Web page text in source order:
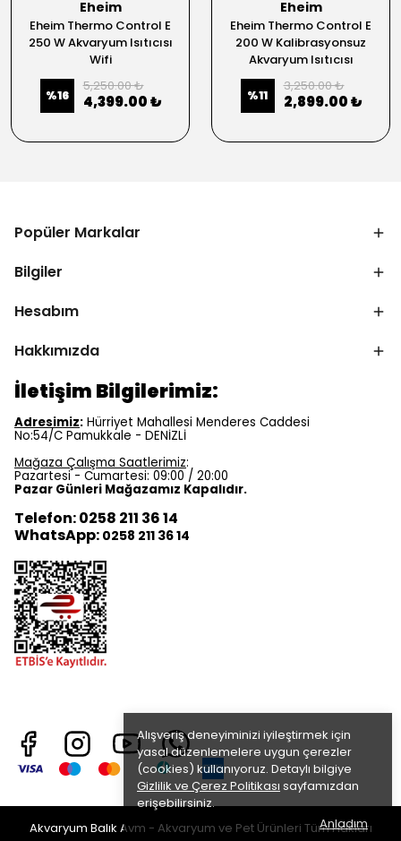
Alışveriş deneyiminizi iyileştirmek için
yasal düzenlemelere uygun çerezler
(cookies) kullanıyoruz. Detaylı bilgiye
Gizlilik ve Çerez Politikası sayfamızdan
erişebilirsiniz.
Anladım
Eheim
Eheim Thermo Control E
250 W Akvaryum Isıtıcısı
Wifi
%16
5,250.00 ₺
4,399.00 ₺
Eheim
Eheim Thermo Control E
200 W Kalibrasyonsuz
Akvaryum Isıtıcısı
%11
3,250.00 ₺
2,899.00 ₺
Popüler Markalar
Bilgiler
Hesabım
Hakkımızda
İletişim Bilgilerimiz:
Adresimiz: Hürriyet Mahallesi Menderes Caddesi
No:54/C Pamukkale - DENİZLİ
Mağaza Çalışma Saatlerimiz:
Pazartesi - Cumartesi: 09:00 / 20:00
Pazar Günleri Mağazamız Kapalıdır.
Telefon: 0258 211 36 14
WhatsApp: 0258 211 36 14
Akvaryum Balık Avm - Akvaryum ve Pet Ürünleri Tüm Hakları